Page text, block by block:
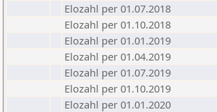
Elozahl per 01.07.2018
Elozahl per 01.10.2018
Elozahl per 01.01.2019
Elozahl per 01.04.2019
Elozahl per 01.07.2019
Elozahl per 01.10.2019
Elozahl per 01.01.2020